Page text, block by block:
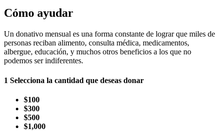
Cómo ayudar
Un donativo mensual es una forma constante de lograr que miles de
personas reciban alimento, consulta médica, medicamentos,
albergue, educación, y muchos otros beneficios a los que no
podemos ser indiferentes.
1 Selecciona la cantidad que deseas donar
$100
$300
$500
$1,000